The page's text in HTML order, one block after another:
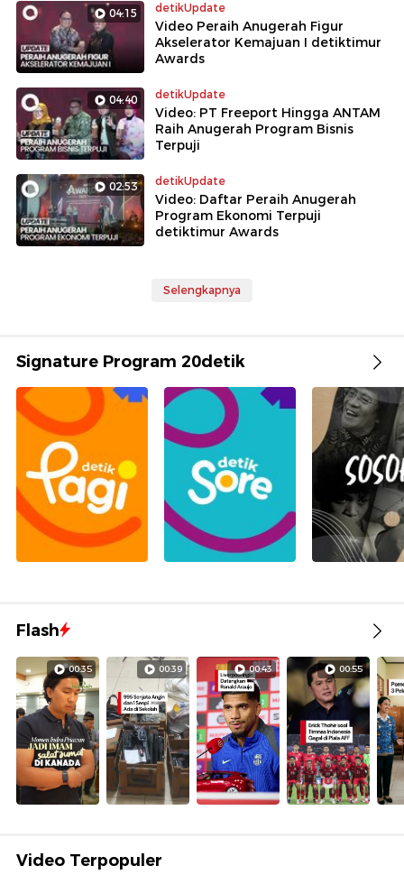
04:15 detikUpdate
Video Peraih Anugerah Figur
Akselerator Kemajuan I detiktimur
Awards
04:40 detikUpdate
Video: PT Freeport Hingga ANTAM
Raih Anugerah Program Bisnis
Terpuji
02:53 detikUpdate
Video: Daftar Peraih Anugerah
Program Ekonomi Terpuji
detiktimur Awards
Selengkapnya
Signature Program 20detik
Flash
00:35 00:39 00:43 00:55
Video Terpopuler